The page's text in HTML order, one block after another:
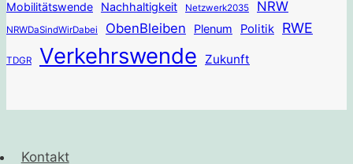
Mobilitätswende Nachhaltigkeit Netzwerk2035 NRW
NRWDaSindWirDabei ObenBleiben Plenum Politik RWE
TDGR Verkehrswende Zukunft
Kontakt